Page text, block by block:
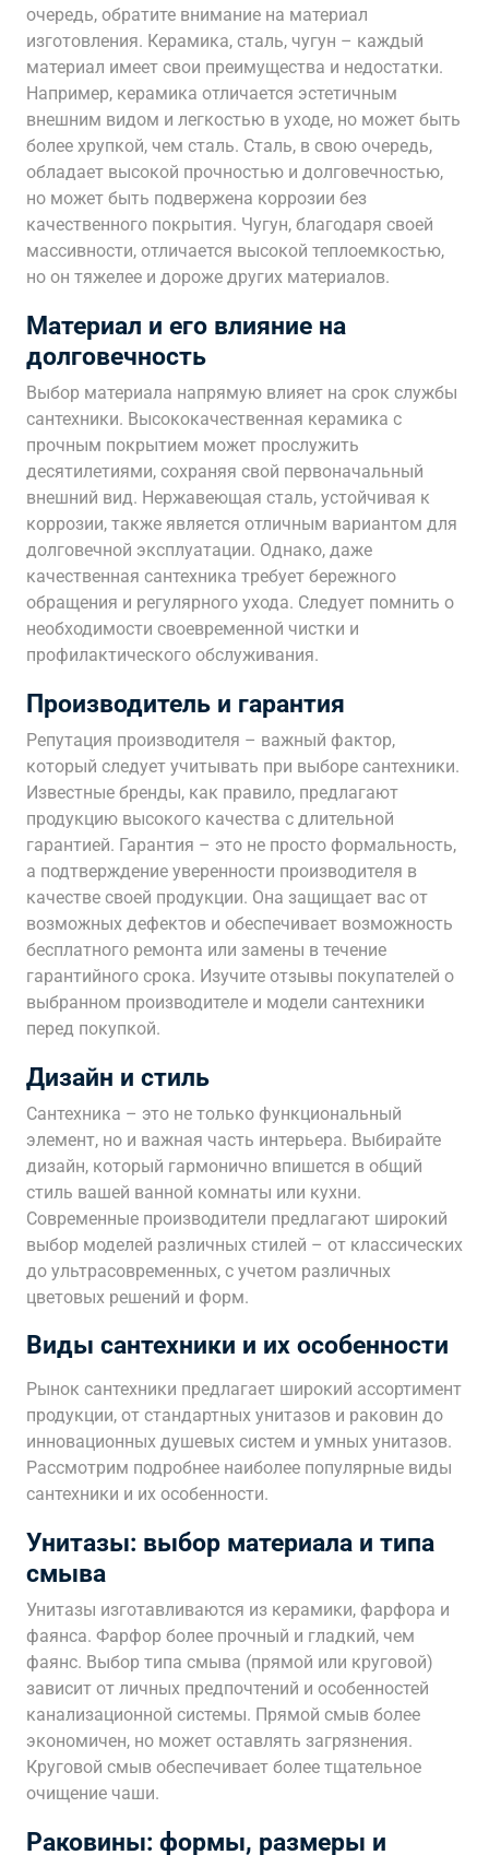
очередь, обратите внимание на материал
изготовления. Керамика, сталь, чугун – каждый
материал имеет свои преимущества и недостатки.
Например, керамика отличается эстетичным
внешним видом и легкостью в уходе, но может быть
более хрупкой, чем сталь. Сталь, в свою очередь,
обладает высокой прочностью и долговечностью,
но может быть подвержена коррозии без
качественного покрытия. Чугун, благодаря своей
массивности, отличается высокой теплоемкостью,
но он тяжелее и дороже других материалов.
Материал и его влияние на
долговечность
Выбор материала напрямую влияет на срок службы
сантехники. Высококачественная керамика с
прочным покрытием может прослужить
десятилетиями, сохраняя свой первоначальный
внешний вид. Нержавеющая сталь, устойчивая к
коррозии, также является отличным вариантом для
долговечной эксплуатации. Однако, даже
качественная сантехника требует бережного
обращения и регулярного ухода. Следует помнить о
необходимости своевременной чистки и
профилактического обслуживания.
Производитель и гарантия
Репутация производителя – важный фактор,
который следует учитывать при выборе сантехники.
Известные бренды, как правило, предлагают
продукцию высокого качества с длительной
гарантией. Гарантия – это не просто формальность,
а подтверждение уверенности производителя в
качестве своей продукции. Она защищает вас от
возможных дефектов и обеспечивает возможность
бесплатного ремонта или замены в течение
гарантийного срока. Изучите отзывы покупателей о
выбранном производителе и модели сантехники
перед покупкой.
Дизайн и стиль
Сантехника – это не только функциональный
элемент, но и важная часть интерьера. Выбирайте
дизайн, который гармонично впишется в общий
стиль вашей ванной комнаты или кухни.
Современные производители предлагают широкий
выбор моделей различных стилей – от классических
до ультрасовременных, с учетом различных
цветовых решений и форм.
Виды сантехники и их особенности
Рынок сантехники предлагает широкий ассортимент
продукции, от стандартных унитазов и раковин до
инновационных душевых систем и умных унитазов.
Рассмотрим подробнее наиболее популярные виды
сантехники и их особенности.
Унитазы: выбор материала и типа
смыва
Унитазы изготавливаются из керамики, фарфора и
фаянса. Фарфор более прочный и гладкий, чем
фаянс. Выбор типа смыва (прямой или круговой)
зависит от личных предпочтений и особенностей
канализационной системы. Прямой смыв более
экономичен, но может оставлять загрязнения.
Круговой смыв обеспечивает более тщательное
очищение чаши.
Раковины: формы, размеры и